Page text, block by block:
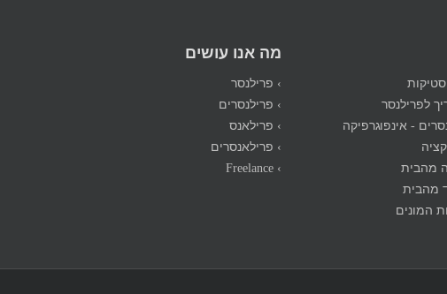
לפרילנסר
- אינפוגרפיקה
מהבית
מהבית
המונים
מה אנו עושים
› פרילנסר
› פרילנסרים
› פרילאנס
› פרילאנסרים
› Freelance